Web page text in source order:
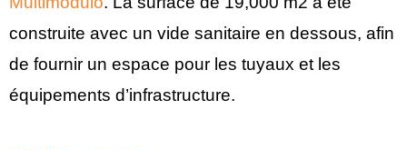
construite avec un vide sanitaire en dessous, afin
de fournir un espace pour les tuyaux et les
équipements d’infrastructure.